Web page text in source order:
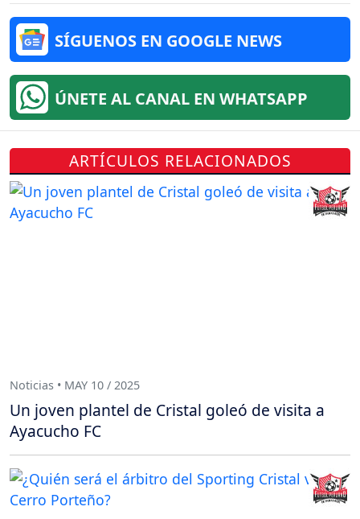
SÍGUENOS EN GOOGLE NEWS
ÚNETE AL CANAL EN WHATSAPP
ARTÍCULOS RELACIONADOS
Noticias • MAY 10 / 2025
Un joven plantel de Cristal goleó de visita a
Ayacucho FC